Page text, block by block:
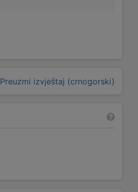
Preuzmi izvještaj (crnogorski)